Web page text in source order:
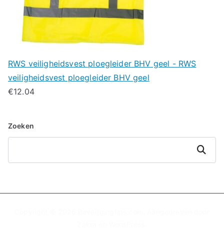
RWS veiligheidsvest ploegleider BHV geel - RWS
veiligheidsvest ploegleider BHV geel
€12.04
Zoeken
Zoeken